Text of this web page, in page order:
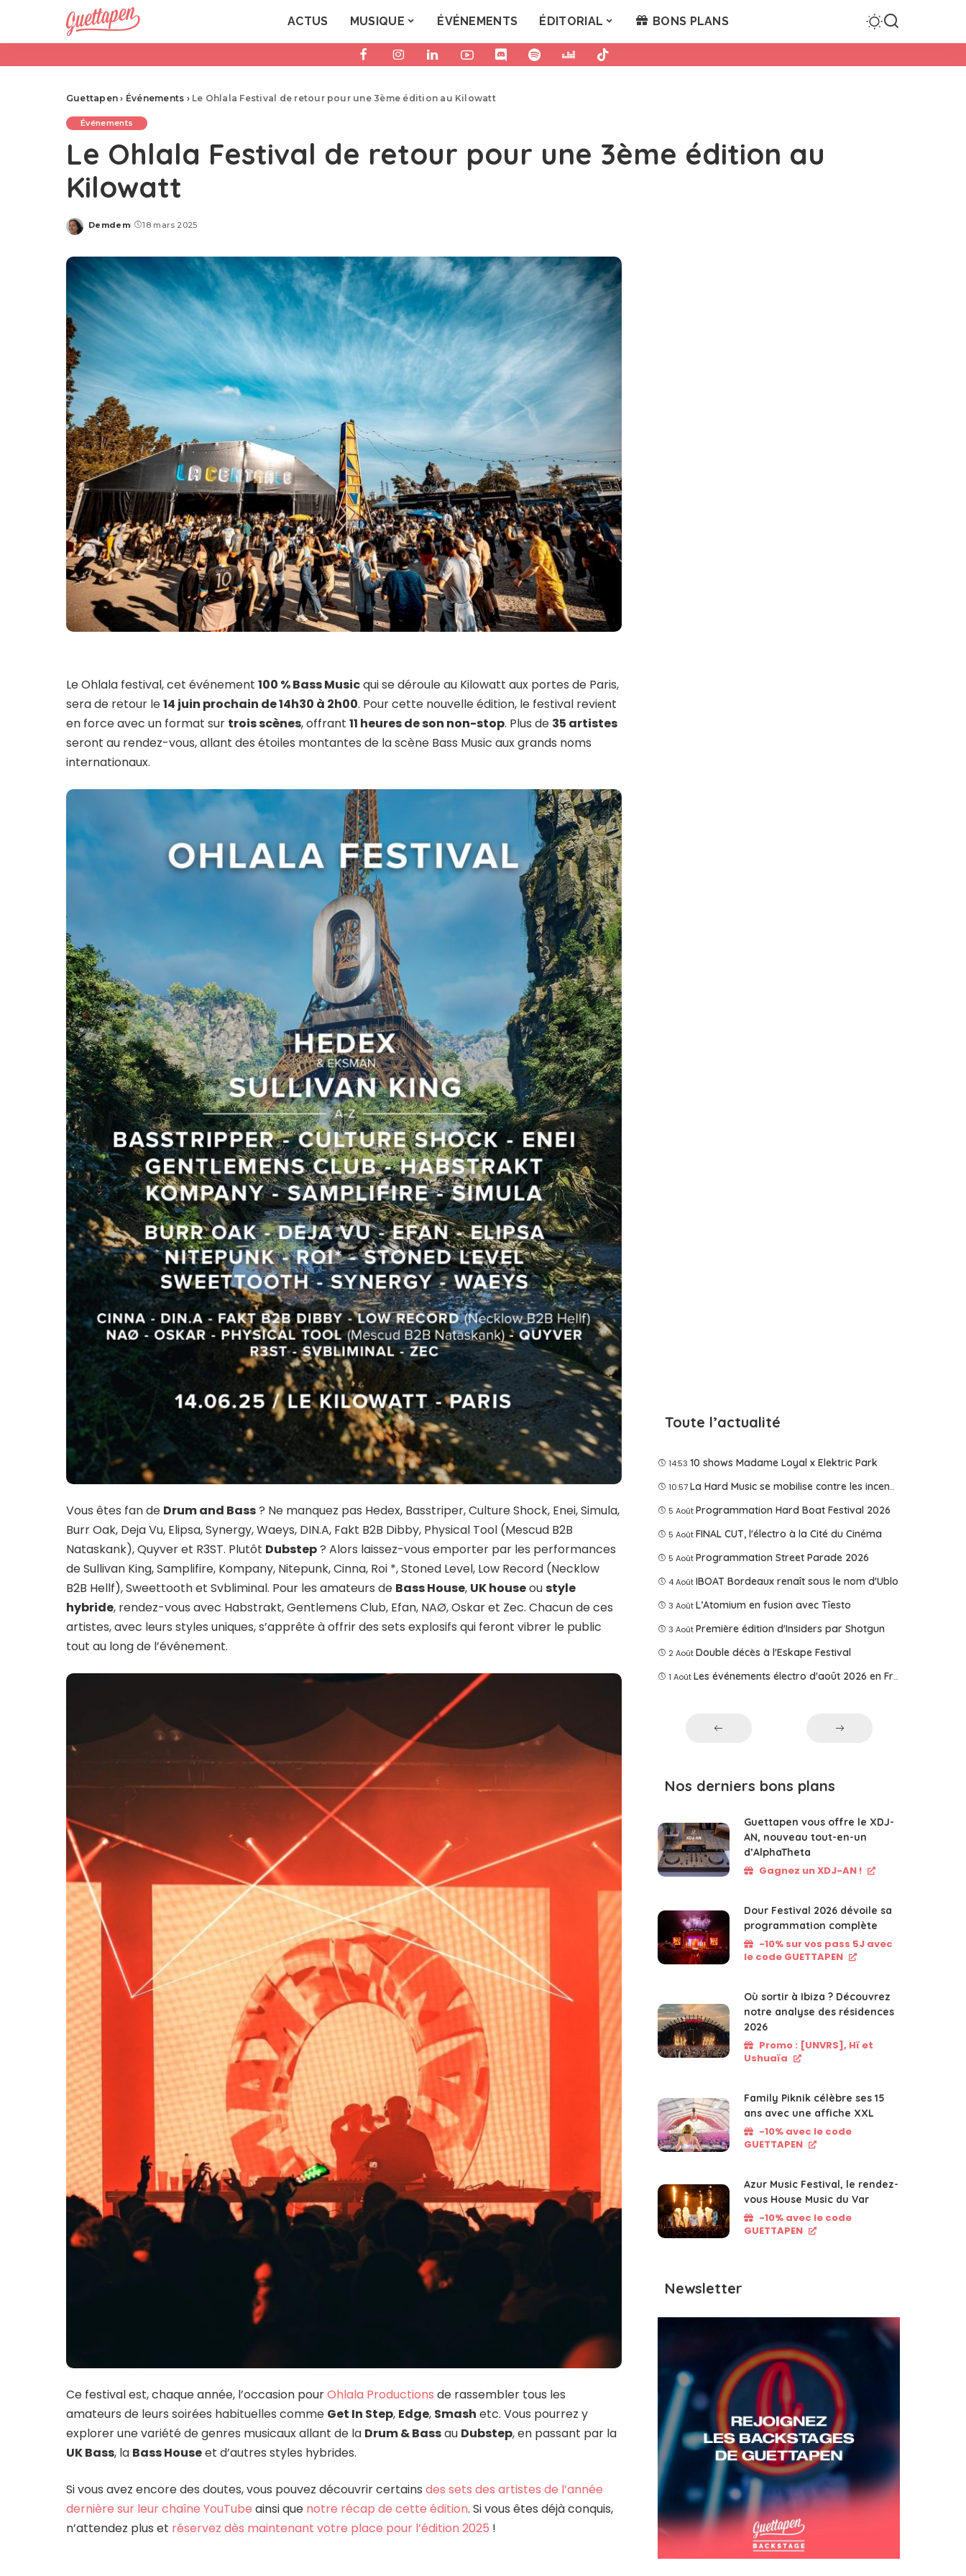
ACTUS MUSIQUE ÉVÉNEMENTS ÉDITORIAL BONS PLANS
Guettapen › Événements › Le Ohlala Festival de retour pour une 3ème édition au Kilowatt
Événements
Le Ohlala Festival de retour pour une 3ème édition au
Kilowatt
Posted
Demdem 18 mars 2025
Le Ohlala festival, cet événement100 % Bass Musicqui se déroule au Kilowatt aux portes de Paris,
sera de retour le14 juin prochain de 14h30 à 2h00. Pour cette nouvelle édition, le festival revient
en force avec un format sur trois scènes, offrant11 heures de son non-stop. Plus de 35 artistes
seront au rendez-vous, allant des étoiles montantes de la scène Bass Music aux grands noms
internationaux.
Vous êtes fan de Drum and Bass? Ne manquez pas Hedex, Basstriper, Culture Shock, Enei, Simula,
Burr Oak, Deja Vu, Elipsa, Synergy, Waeys, DIN.A, Fakt B2B Dibby, Physical Tool (Mescud B2B
Nataskank), Quyver et R3ST. Plutôt Dubstep? Alors laissez-vous emporter par les performances
de Sullivan King, Samplifire, Kompany, Nitepunk, Cinna, Roi *, Stoned Level, Low Record (Necklow
B2B Hellf), Sweettooth et Svbliminal. Pour les amateurs de Bass House, UK houseoustyle
hybride, rendez-vous avec Habstrakt, Gentlemens Club, Efan, NAØ, Oskar et Zec. Chacun de ces
artistes, avec leurs styles uniques, s’apprête à offrir des sets explosifs qui feront vibrer le public
tout au long de l’événement.
Ce festival est, chaque année, l’occasion pourOhlala Productions de rassembler tous les
amateurs de leurs soirées habituelles comme Get In Step, Edge, Smash etc. Vous pourrez y
explorer une variété de genres musicaux allant de la Drum & Bassau Dubstep, en passant par la
UK Bass, la Bass Houseet d’autres styles hybrides.
Si vous avez encore des doutes, vous pouvez découvrir certainsdes sets des artistes de l’année
dernière sur leur chaîne YouTube ainsi que notre récap de cette édition. Si vous êtes déjà conquis,
n’attendez plus et réservez dès maintenant votre place pour l’édition 2025 !
Toute l’actualité
14:53 10 shows Madame Loyal x Elektric Park
10:57 La Hard Music se mobilise contre les incendies
5 Août Programmation Hard Boat Festival 2026
5 Août FINAL CUT, l'électro à la Cité du Cinéma
5 Août Programmation Street Parade 2026
4 Août IBOAT Bordeaux renaît sous le nom d'Ublo
3 Août L’Atomium en fusion avec Tîesto
3 Août Première édition d'Insiders par Shotgun
2 Août Double décès à l'Eskape Festival
1 Août Les événements électro d'août 2026 en France
Nos derniers bons plans
Guettapen vous offre le XDJ-
AN, nouveau tout-en-un
d’AlphaTheta
Gagnez un XDJ-AN !
Dour Festival 2026 dévoile sa
programmation complète
-10% sur vos pass 5J avec
le code GUETTAPEN
Où sortir à Ibiza ? Découvrez
notre analyse des résidences
2026
Promo : [UNVRS], Hï et
Ushuaïa
Family Piknik célèbre ses 15
ans avec une affiche XXL
-10% avec le code
GUETTAPEN
Azur Music Festival, le rendez-
vous House Music du Var
-10% avec le code
GUETTAPEN
Newsletter